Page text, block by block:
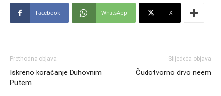
Facebook WhatsApp X
Prethodna objava
Iskreno koračanje Duhovnim
Putem
Slijedeća objava
Čudotvorno drvo neem